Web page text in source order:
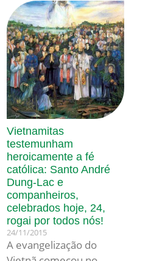
Vietnamitas
testemunham
heroicamente a fé
católica: Santo André
Dung-Lac e
companheiros,
celebrados hoje, 24,
rogai por todos nós!
24/11/2015
A evangelização do